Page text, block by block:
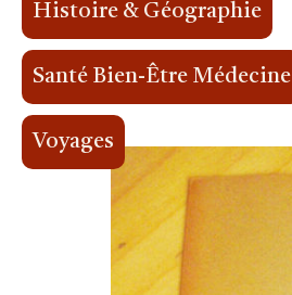
Histoire & Géographie
Santé Bien-Être Médecine
Voyages